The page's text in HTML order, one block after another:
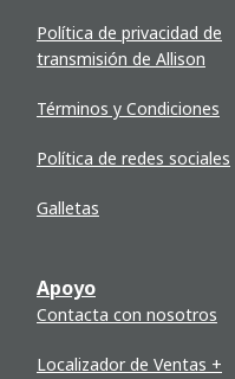
Política de privacidad de
transmisión de Allison
Términos y Condiciones
Política de redes sociales
Galletas
Apoyo
Contacta con nosotros
Localizador de Ventas +